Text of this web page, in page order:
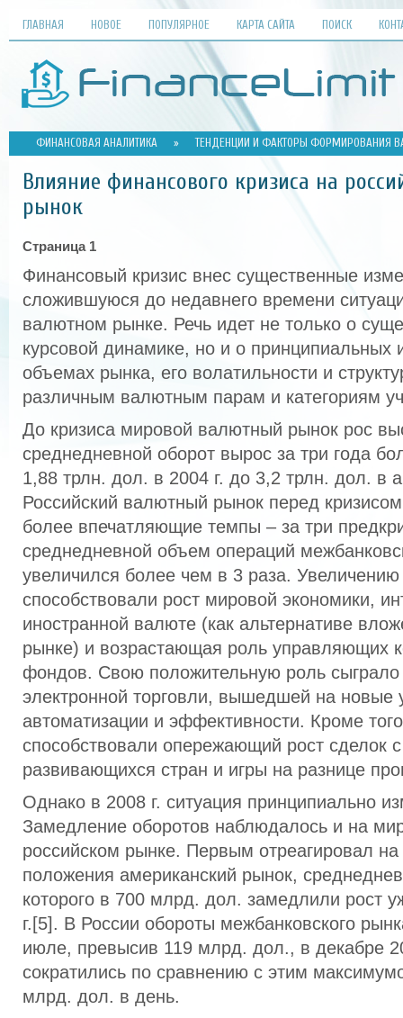
ГЛАВНАЯ НОВОЕ ПОПУЛЯРНОЕ КАРТА САЙТА ПОИСК
ФИНАНСОВАЯ АНАЛИТИКА » ТЕНДЕНЦИИ И ФАКТОРЫ ФОРМИРОВАНИЯ
Влияние финансового кризиса на
рынок
Страница 1
Финансовый кризис внес существенные
сложившуюся до недавнего времени
валютном рынке. Речь идет не только о
курсовой динамике, но и о принципиальных
объемах рынка, его волатильности и
различным валютным парам и категориям
До кризиса мировой валютный рынок рос
среднедневной оборот вырос за три года
1,88 трлн. дол. в 2004 г. до 3,2 трлн. дол. в
Российский валютный рынок перед
более впечатляющие темпы – за три
среднедневной объем операций
увеличился более чем в 3 раза.
способствовали рост мировой экономики,
иностранной валюте (как альтернативе
рынке) и возрастающая роль управляющих
фондов. Свою положительную роль сыграло
электронной торговли, вышедшей на новые
автоматизации и эффективности. Кроме
способствовали опережающий рост сделок
развивающихся стран и игры на разнице
Однако в 2008 г. ситуация принципиально
Замедление оборотов наблюдалось и на
российском рынке. Первым отреагировал
положения американский рынок,
которого в 700 млрд. дол. замедлили рост
г.[5]. В России обороты межбанковского
июле, превысив 119 млрд. дол., в декабре
сократились по сравнению с этим
млрд. дол. в день.